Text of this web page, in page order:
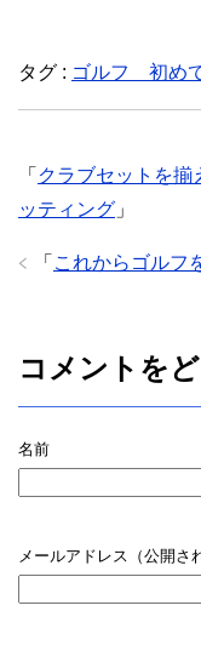
タグ : ゴルフ 初め
「 クラブセットを
ッティング 」
「 これからゴルフ
コメントを
名前
メールアドレス（公開さ